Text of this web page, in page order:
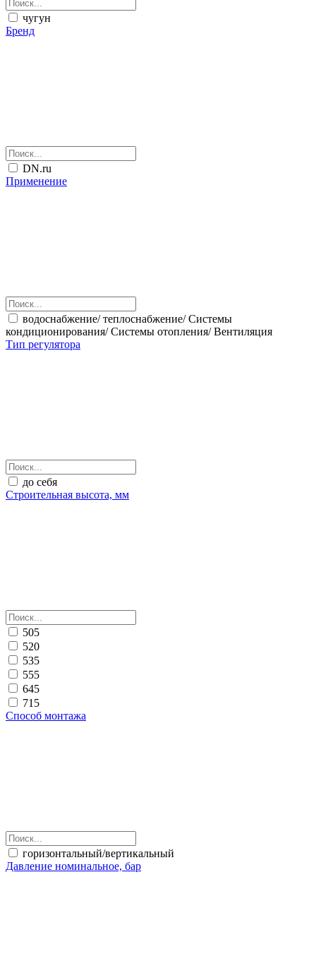
чугун
Бренд
DN.ru
Применение
водоснабжение/ теплоснабжение/ Системы
кондиционирования/ Системы отопления/ Вентиляция
Тип регулятора
до себя
Строительная высота, мм
505
520
535
555
645
715
Способ монтажа
горизонтальный/вертикальный
Давление номинальное, бар